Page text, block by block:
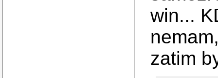
win...
zatim